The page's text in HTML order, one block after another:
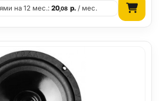
на 12 мес.:20,08 р./ мес.